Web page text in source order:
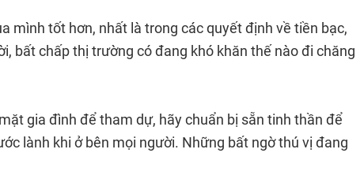
mình tốt hơn, nhất là trong các quyết định về tiền bạc,
bất chấp thị trường có đang khó khăn thế nào đi chăng
gia đình để tham dự, hãy chuẩn bị sẵn tinh thần để
lành khi ở bên mọi người. Những bất ngờ thú vị đang